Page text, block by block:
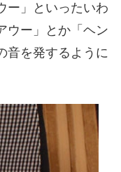
ー」といったいわ
ウー」とか「ヘン
音を発するように